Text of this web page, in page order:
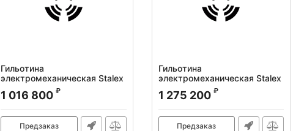
Гильотина
электромеханическая Stalex
Q11-2x2550NC
Артикул: 386104
1 016 800 ₽
Предзаказ
Гильотина
электромеханическая Stalex
Артикул: 386005
1 275 200 ₽
Предзаказ